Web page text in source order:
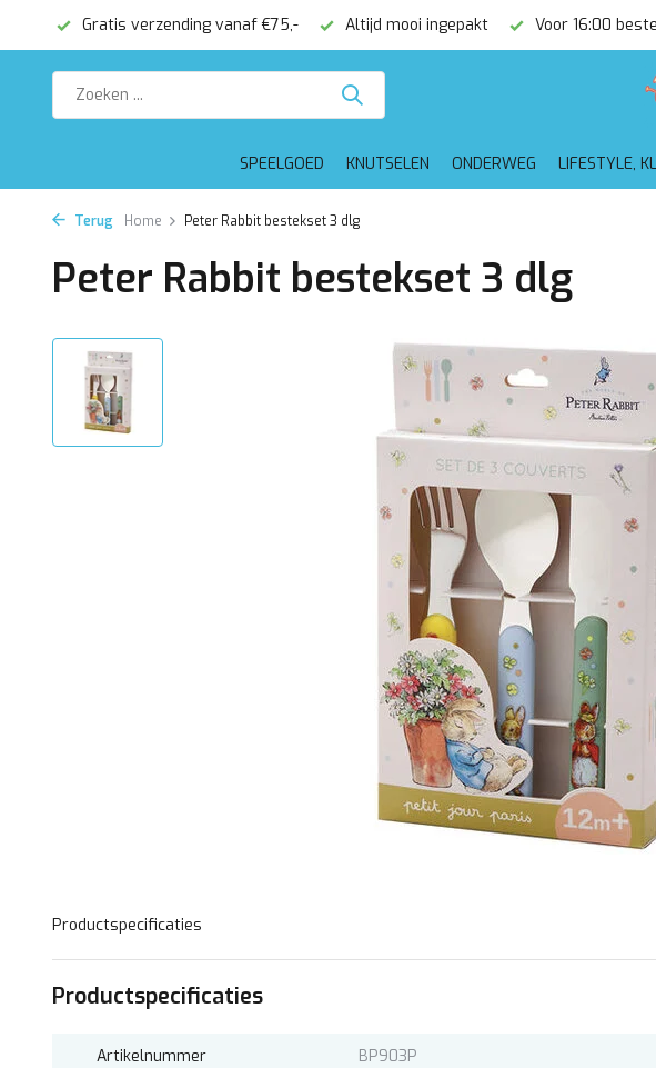
Gratis verzending vanaf €75,- Altijd mooi ingepakt Voor 16:00
SPEELGOED KNUTSELEN ONDERWEG LIFESTYLE,
Terug Home Peter Rabbit bestekset 3 dlg
Peter Rabbit bestekset 3 dlg
Productspecificaties
Productspecificaties
Artikelnummer BP903P